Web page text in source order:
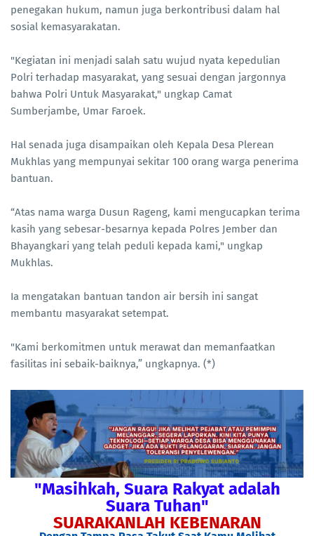
penegakan hukum, namun juga berkontribusi dalam hal
sosial kemasyarakatan.
"Kegiatan ini menjadi salah satu wujud nyata kepedulian
Polri terhadap masyarakat, yang sesuai dengan jargonnya
bahwa Polri Untuk Masyarakat," ungkap Camat
Sumberjambe, Umar Faroek.
Hal senada juga disampaikan oleh Kepala Desa Plerean
Mukhlas yang mempunyai sekitar 100 orang warga penerima
bantuan.
“Atas nama warga Dusun Rageng, kami mengucapkan terima
kasih yang sebesar-besarnya kepada Polres Jember dan
Bhayangkari yang telah peduli kepada kami," ungkap
Mukhlas.
Ia mengatakan bantuan tandon air bersih ini sangat
membantu masyarakat setempat.
"Kami berkomitmen untuk merawat dan memanfaatkan
fasilitas ini sebaik-baiknya,” ungkapnya. (*)
"Masihkah, Suara Rakyat adalah
Suara Tuhan"
SUARAKANLAH KEBENARAN